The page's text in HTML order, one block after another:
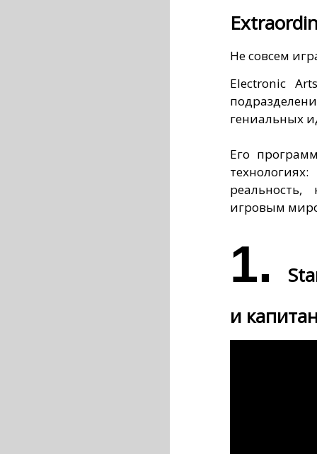
Не совсем
Electronic
гениальных
Его
игровым
1.
и